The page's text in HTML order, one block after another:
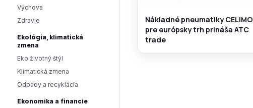
Výchova
Zdravie
Ekológia, klimatická
zmena
Eko životný štýl
Klimatická zmena
Odpady a recyklácia
Ekonomika a financie
Nákladné pneumatiky CELIMO
pre európsky trh prináša ATC
trade